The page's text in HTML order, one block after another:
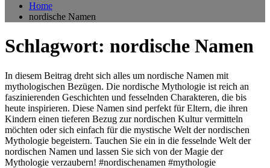
Home
nordische Namen
Schlagwort: nordische Namen
In diesem Beitrag dreht sich alles um nordische Namen mit
mythologischen Bezügen. Die nordische Mythologie ist reich an
faszinierenden Geschichten und fesselnden Charakteren, die bis
heute inspirieren. Diese Namen sind perfekt für Eltern, die ihren
Kindern einen tieferen Bezug zur nordischen Kultur vermitteln
möchten oder sich einfach für die mystische Welt der nordischen
Mythologie begeistern. Tauchen Sie ein in die fesselnde Welt der
nordischen Namen und lassen Sie sich von der Magie der
Mythologie verzaubern! #nordischenamen #mythologie